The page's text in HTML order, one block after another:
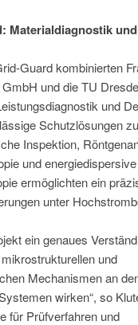
Materialdiagnostik
Guard kombinierten
und die TU
und
Schutzlösungen
Inspektion,
und energiedispersive
ermöglichten ein
unter
ein genaues
und
Mechanismen an
wirken“, so
für Prüfverfahren und